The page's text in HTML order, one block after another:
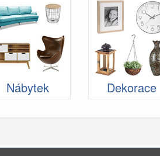
Nábytek Dekorace